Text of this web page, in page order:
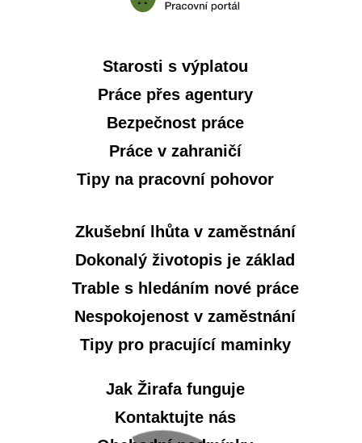
Starosti s výplatou
Práce přes agentury
Bezpečnost práce
Práce v zahraničí
Tipy na pracovní pohovor
Zkušební lhůta v zaměstnání
Dokonalý životopis je základ
Trable s hledáním nové práce
Nespokojenost v zaměstnání
Tipy pro pracující maminky
Jak Žirafa funguje
Kontaktujte nás